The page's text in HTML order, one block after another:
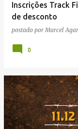
Inscrições Track
de desconto
postado porMarcel
0